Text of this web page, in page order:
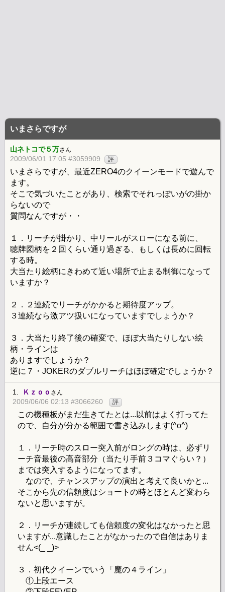
いまさらですが
山ネトコで５万さん
2009/06/01 17:05 #3059909 評
いまさらですが、最近ZERO4のクイーンモードで遊んで
ます。
そこで気づいたことがあり、検索でそれっぽいがの掛か
らないので
質問なんですが・・
１．リーチが掛かり、中リールがスローになる前に、
聴牌図柄を２回くらい通り過ぎる、もしくは長めに回転
する時。
大当たり絵柄にきわめて近い場所で止まる制御になって
いますか？
２．２連続でリーチがかかると期待度アップ。
３連続なら激アツ扱いになっていますでしょうか？
３．大当たり終了後の確変で、ほぼ大当たりしない絵
柄・ラインは
ありますでしょうか？
逆に７・JOKERのダブルリーチはほぼ確定でしょうか？
1. Ｋｚｏｏ さん
2009/06/06 02:13 #3066260 評
この機種板がまだ生きてたとは...以前はよく打ってた
ので、自分が分かる範囲で書き込みします(^o^)
１．リーチ時のスロー突入前がロングの時は、必ずリ
ーチ音最後の高音部分（当たり手前３コマぐらい？）
までは突入するようになってます。
なので、チャンスアップの演出と考えて良いかと...
そこから先の信頼度はショートの時とほとんど変わら
ないと思いますが。
２．リーチが連続しても信頼度の変化はなかったと思
いますが...意識したことがなかったので自信はありま
せん<(_ _)>
３．初代クイーンでいう「魔の４ライン」
①上段エース